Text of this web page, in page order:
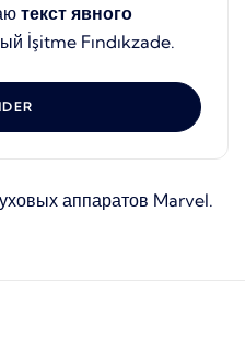
текст явного
İşitme Fındıkzade.
аппаратов Marvel.